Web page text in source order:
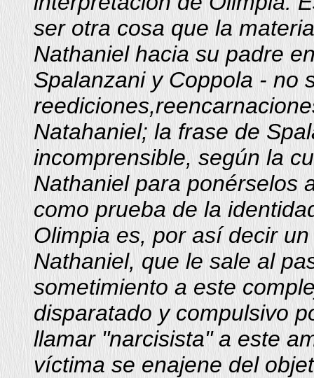
ser otra cosa que la
Nathaniel hacia su padre
Spalanzani y Coppola - no
Natahaniel; la frase de
incomprensible, según la
Nathaniel para ponérselos
como prueba de la
Olimpia es, por así decir
Nathaniel, que le sale al
sometimiento a este
disparatado y compulsivo
llamar "narcisista" a este
víctima se enajene del